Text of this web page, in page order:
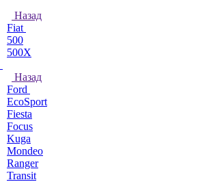
Назад
Fiat
500
500X
Назад
Ford
EcoSport
Fiesta
Focus
Kuga
Mondeo
Ranger
Transit